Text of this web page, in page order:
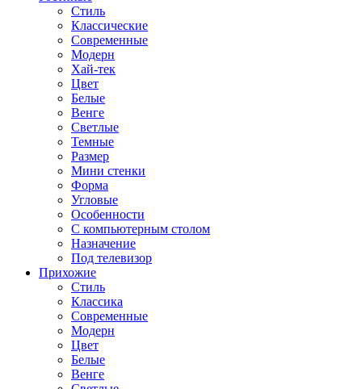
Стиль
Классические
Современные
Модерн
Хай-тек
Цвет
Белые
Венге
Светлые
Темные
Размер
Мини стенки
Форма
Угловые
Особенности
С компьютерным столом
Назначение
Под телевизор
Прихожие
Стиль
Классика
Современные
Модерн
Цвет
Белые
Венге